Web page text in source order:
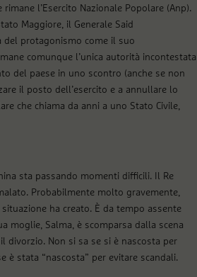
l’Esercito Nazionale Popolare (Anp).
Maggiore, il Generale Said
del protagonismo come il suo
comunque l’unica autorità incontestata
del paese in uno scontro (anche se non
il posto dell’esercito e a annullare lo
che chiama da anni a uno Stato Civile,
sta passando momenti difficili. Il Re
Probabilmente molto gravemente,
ha creato. È da tempo assente
moglie, Salma, è scomparsa dalla scena
divorzio. Non si sa se si è nascosta per
è stata “nascosta” per evitare scandali.